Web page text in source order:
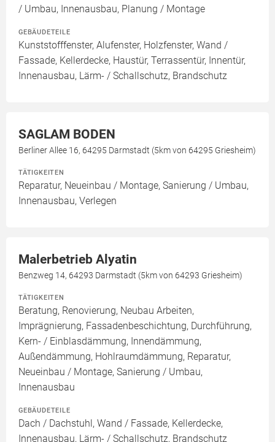
/ Umbau, Innenausbau, Planung / Montage
GEBÄUDETEILE
Kunststofffenster, Alufenster, Holzfenster, Wand /
Fassade, Kellerdecke, Haustür, Terrassentür, Innentür,
Innenausbau, Lärm- / Schallschutz, Brandschutz
SAGLAM BODEN
Berliner Allee 16, 64295 Darmstadt (5km von 64295 Griesheim)
TÄTIGKEITEN
Reparatur, Neueinbau / Montage, Sanierung / Umbau,
Innenausbau, Verlegen
Malerbetrieb Alyatin
Benzweg 14, 64293 Darmstadt (5km von 64293 Griesheim)
TÄTIGKEITEN
Beratung, Renovierung, Neubau Arbeiten,
Imprägnierung, Fassadenbeschichtung, Durchführung,
Kern- / Einblasdämmung, Innendämmung,
Außendämmung, Hohlraumdämmung, Reparatur,
Neueinbau / Montage, Sanierung / Umbau,
Innenausbau
GEBÄUDETEILE
Dach / Dachstuhl, Wand / Fassade, Kellerdecke,
Innenausbau, Lärm- / Schallschutz, Brandschutz